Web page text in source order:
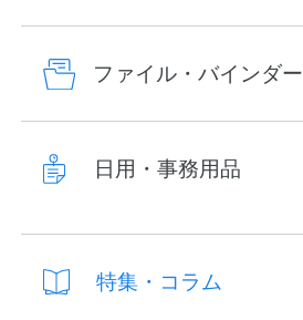
ファイル・バインダー
日用・事務用品
特集・コラム